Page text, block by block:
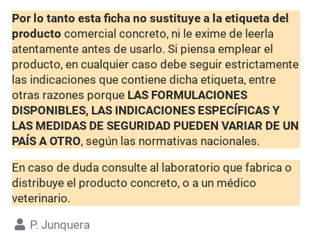
Por lo tanto esta ficha no sustituye a la etiqueta del
producto comercial concreto, ni le exime de leerla
atentamente antes de usarlo. Si piensa emplear el
producto, en cualquier caso debe seguir estrictamente
las indicaciones que contiene dicha etiqueta, entre
otras razones porque LAS FORMULACIONES
DISPONIBLES, LAS INDICACIONES ESPECÍFICAS Y
LAS MEDIDAS DE SEGURIDAD PUEDEN VARIAR DE UN
PAÍS A OTRO, según las normativas nacionales.
En caso de duda consulte al laboratorio que fabrica o
distribuye el producto concreto, o a un médico
veterinario.
P. Junquera